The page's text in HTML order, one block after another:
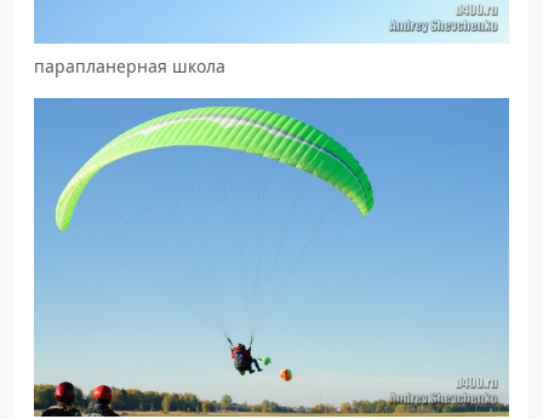
парапланерная школа